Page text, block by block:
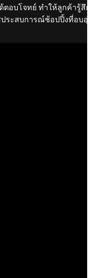
ตอบโจทย์ ทำให้ลูกค้ารู้สึก
ประสบการณ์ช้อปปิ้งที่อบอุ่